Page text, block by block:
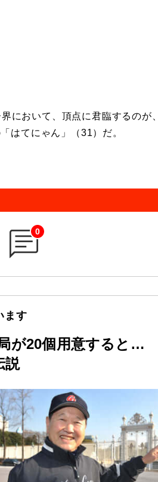
において、頂点に君臨するのが、
はてにゃん」（31）だ。
0
ます
が20個用意すると…
説